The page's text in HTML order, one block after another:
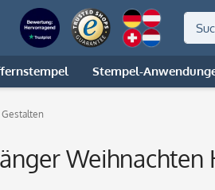
Stempel-